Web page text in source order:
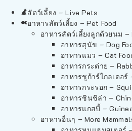
สัตว์เลี้ยง – Live Pets
อาหารสัตว์เลี้ยง – Pet Food
อาหารสัตว์เลี้ยงลูกด้วยนม –
อาหารสุนัข – Dog
อาหารแมว – Cat
อาหารกระต่าย –
อาหารชูก้าร์ไกลเดอร์
อาหารกระรอก –
อาหารชินชิล่า –
อาหารแกสบี้ –
อาหารอื่นๆ – More